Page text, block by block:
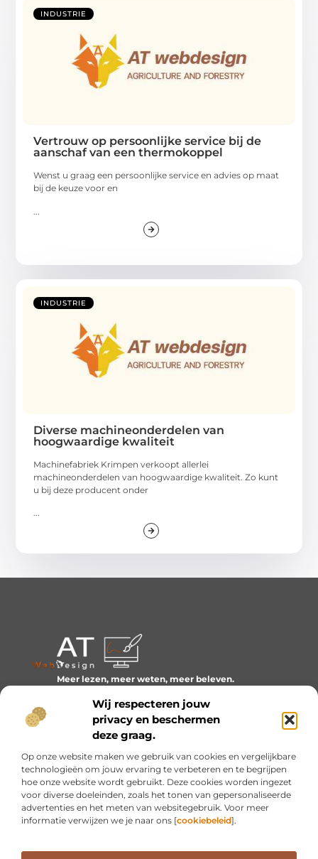
Wij respecteren jouw
privacy en beschermen
deze graag.
Op onze website maken we gebruik van cookies en vergelijkbare
technologieën om jouw ervaring te verbeteren en te begrijpen
hoe onze website wordt gebruikt. Deze cookies worden ingezet
voor diverse doeleinden, zoals het tonen van gepersonaliseerde
advertenties en het meten van websitegebruik. Voor meer
informatie verwijzen we je naar ons [cookiebeleid].
INDUSTRIE
Vertrouw op persoonlijke service bij de
aanschaf van een thermokoppel
Wenst u graag een persoonlijke service en advies op maat
bij de keuze voor en
INDUSTRIE
Diverse machineonderdelen van
hoogwaardige kwaliteit
Machinefabriek Krimpen verkoopt allerlei
machineonderdelen van hoogwaardige kwaliteit. Zo kunt
u bij deze producent onder
...
Meer lezen, meer weten, meer beleven.
het dagelijks leven boeiend maakt.
Bericht categorie
Onze informatie